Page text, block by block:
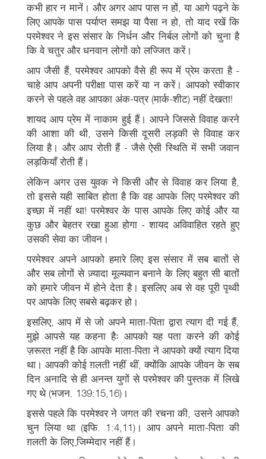
कभी हार न मानें। और अगर आप पास न हों, या आगे पढ़ने के
लिए आपके पास पर्याप्त समझ या पैसा न हो, तो याद रखें कि
परमेश्वर ने इस संसार के निर्धन और निर्बल लोगों को चुना है
कि वे चतुर और धनवान लोगों को लज्जित करें।
आप जैसी हैं, परमेश्वर आपको वैसे ही रूप में प्रेम करता है -
चाहे आप अपनी परीक्षा पास करें या न करें। आपको स्वीकार
करने से पहले वह आपका अंक-पत्र (मार्क-शीट) नहीं देखता!
शायद आप प्रेम में नाकाम हुई हैं। आपने जिससे विवाह करने
की आशा की थी, उसने किसी दूसरी लड़की से विवाह कर
लिया है। और आप रोती हैं - जैसे ऐसी स्थिति में सभी जवान
लड़कियाँ रोती हैं।
लेकिन अगर उस युवक ने किसी और से विवाह कर लिया है,
तो इससे यही साबित होता है कि वह आपके लिए परमेश्वर की
इच्छा में नहीं था! परमेश्वर के पास आपके लिए कोई और या
कुछ और बेहतर रखा हुआ होगा - शायद अविवाहित रहते हुए
उसकी सेवा का जीवन।
परमेश्वर अपने आपको हमारे लिए इस संसार में सब बातों से
और सब लोगों से ज़्यादा मूल्यवान बनाने के लिए बहुत सी बातों
को हमारे जीवन में होने देता है। इसलिए अब से वह पूरी पृथ्वी
पर आपके लिए सबसे बढ़कर हो।
इसलिए, आप में से जो अपने माता-पिता द्वारा त्याग दी गई हैं,
मुझे आपसे यह कहना हैः आपको यह पता करने की कोई
ज़रूरत नहीं है कि आपके माता-पिता ने आपको क्यों त्याग दिया
था। आपकी कोई ग़लती नहीं थीं, क्योंकि आपके जीवन के सब
दिन अनादि से ही अनन्त युगों से परमेश्वर की पुस्तक में लिखे
गए थे (भजन. 139:15,16)।
इससे पहले कि परमेश्वर ने जगत की रचना की, उसने आपको
चुन लिया था (इफि. 1:4,11)। आप अपने माता-पिता की
ग़लती के लिए जि़म्मेदार नहीं हैं।